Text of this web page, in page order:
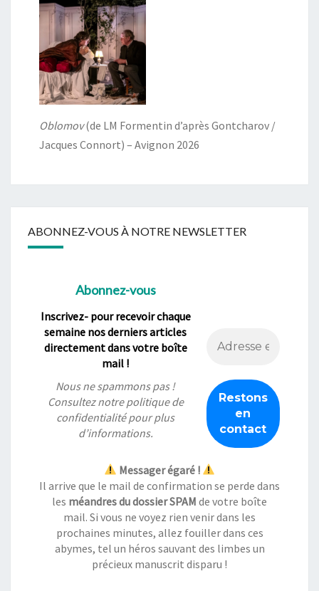
Oblomov(de LM Formentin d’après Gontcharov /
Jacques Connort) – Avignon 2026
ABONNEZ-VOUS À NOTRE NEWSLETTER
Abonnez-vous
Inscrivez- pour recevoir chaque
semaine nos derniers articles
directement dans votre boîte
mail !
Nous ne spammons pas !
Consultez notrepolitique de
confidentialitépour plus
d’informations.
Messager égaré !
Il arrive que le mail de confirmation se perde dans
les méandres du dossier SPAM de votre boîte
mail. Si vous ne voyez rien venir dans les
prochaines minutes, allez fouiller dans ces
abymes, tel un héros sauvant des limbes un
précieux manuscrit disparu !